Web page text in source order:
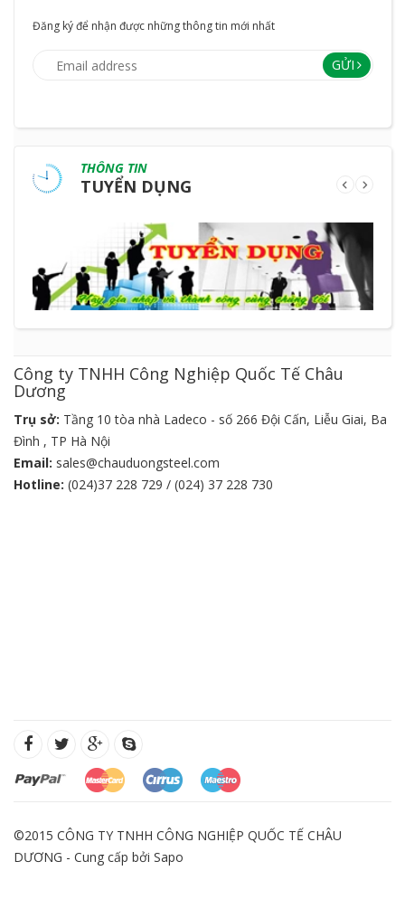
Đăng ký để nhận được những thông tin mới nhất
GỬI
THÔNG TIN
TUYỂN DỤNG
Công ty TNHH Công Nghiệp Quốc Tế Châu
Dương
Trụ sở: Tầng 10 tòa nhà Ladeco - số 266 Đội Cấn, Liễu Giai, Ba
Đình , TP Hà Nội
Email: sales@chauduongsteel.com
Hotline: (024)37 228 729 / (024) 37 228 730
©2015 CÔNG TY TNHH CÔNG NGHIỆP QUỐC TẾ CHÂU
DƯƠNG - Cung cấp bởi Sapo